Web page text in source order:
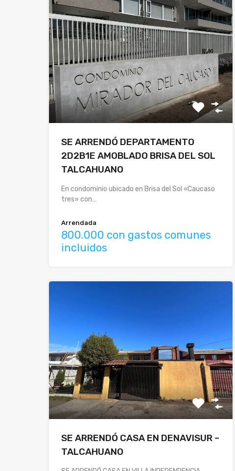
SE ARRENDÓ DEPARTAMENTO
2D2B1E AMOBLADO BRISA DEL SOL
TALCAHUANO
En condominio ubicado en Brisa del Sol «Caucaso
tres» con…
Arrendada
800.000 con gastos comunes
incluidos
SE ARRENDÓ CASA EN DENAVISUR –
TALCAHUANO